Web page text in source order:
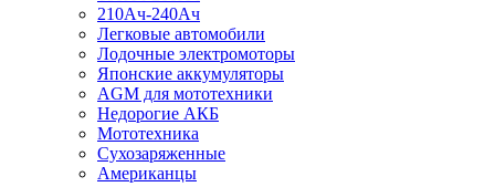
210Ач-240Ач
Легковые автомобили
Лодочные электромоторы
Японские аккумуляторы
AGM для мототехники
Недорогие АКБ
Мототехника
Сухозаряженные
Американцы